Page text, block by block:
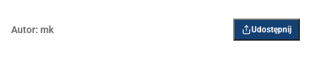
Autor: mk Udostępnij